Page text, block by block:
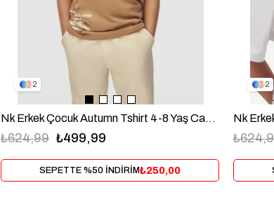
2
Nk Erkek Çocuk Autumn Tshirt 4-8 Yaş Camel
₺499,99
₺624,99
SEPETTE %50 İNDİRİM₺250,00
2